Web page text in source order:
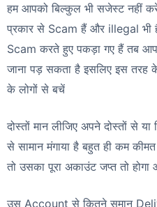
हम आपको बिल्कुल भी सजेस्ट नहीं
प्रकार से Scam हैं और illegal
Scam करते हुए पकड़ा गए हैं तब
जाना पड़ सकता है इसलिए इस तरह
के लोगों से बचें
दोस्तों मान लीजिए अपने दोस्तों से
से सामान मंगाया है बहुत ही कम
तो उसका पूरा अकाउंट जप्त तो होगा
उस Account से कितने समान